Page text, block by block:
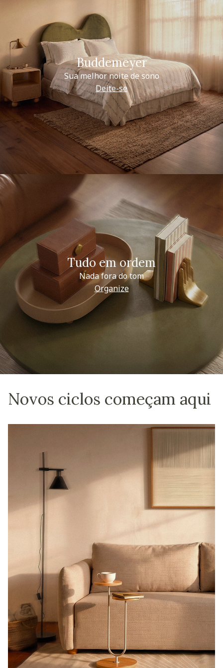
Buddemeyer
Sua melhor noite de sono
Deite-se
Tudo em ordem
Nada fora do tom
Organize
Novos ciclos começam aqui